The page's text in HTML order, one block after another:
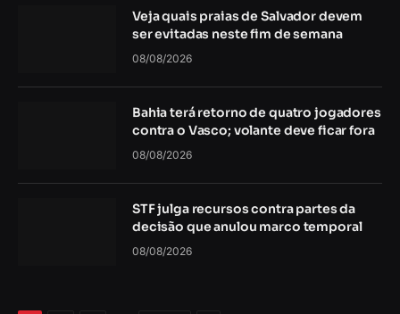
Veja quais praias de Salvador devem
ser evitadas neste fim de semana
08/08/2026
Bahia terá retorno de quatro jogadores
contra o Vasco; volante deve ficar fora
08/08/2026
STF julga recursos contra partes da
decisão que anulou marco temporal
08/08/2026